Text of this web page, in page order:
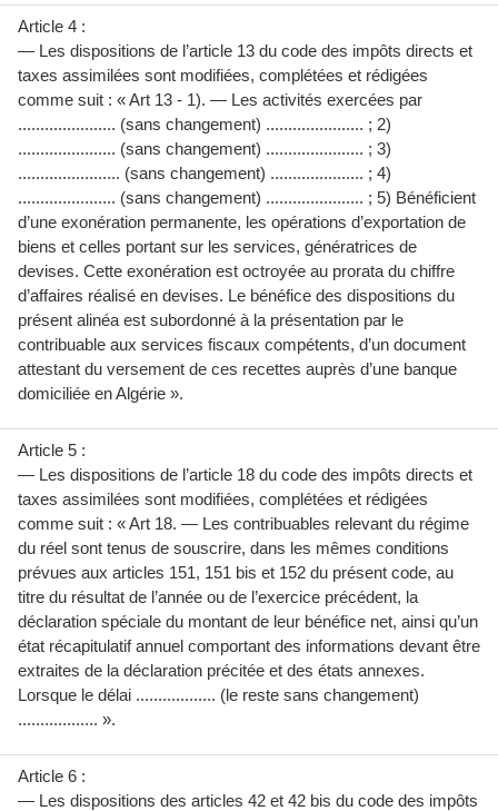
Article 4 :
— Les dispositions de l’article 13 du code des impôts directs et
taxes assimilées sont modifiées, complétées et rédigées
comme suit : « Art 13 - 1). — Les activités exercées par
...................... (sans changement) ...................... ; 2)
...................... (sans changement) ...................... ; 3)
....................... (sans changement) ..................... ; 4)
...................... (sans changement) ...................... ; 5) Bénéficient
d’une exonération permanente, les opérations d’exportation de
biens et celles portant sur les services, génératrices de
devises. Cette exonération est octroyée au prorata du chiffre
d’affaires réalisé en devises. Le bénéfice des dispositions du
présent alinéa est subordonné à la présentation par le
contribuable aux services fiscaux compétents, d’un document
attestant du versement de ces recettes auprès d’une banque
domiciliée en Algérie ».
Article 5 :
— Les dispositions de l’article 18 du code des impôts directs et
taxes assimilées sont modifiées, complétées et rédigées
comme suit : « Art 18. — Les contribuables relevant du régime
du réel sont tenus de souscrire, dans les mêmes conditions
prévues aux articles 151, 151 bis et 152 du présent code, au
titre du résultat de l’année ou de l’exercice précédent, la
déclaration spéciale du montant de leur bénéfice net, ainsi qu’un
état récapitulatif annuel comportant des informations devant être
extraites de la déclaration précitée et des états annexes.
Lorsque le délai .................. (le reste sans changement)
.................. ».
Article 6 :
— Les dispositions des articles 42 et 42 bis du code des impôts